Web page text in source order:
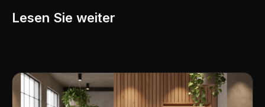
Lesen Sie weiter